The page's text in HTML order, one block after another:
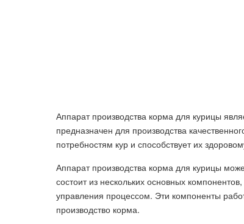
Аппарат производства корма для курицы
предназначен для производства
потребностям кур и способствует их
Аппарат производства корма для курицы
состоит из нескольких основных
управления процессом. Эти компоненты
производство корма.